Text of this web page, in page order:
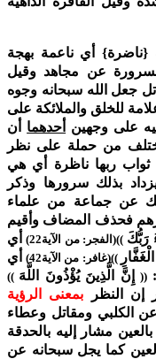
{ناضرة} أي ناعمة بهجة
عن مجاهد وقيل
جعل الله سبحانه وجوه
للخلق والملائكة على
على وجهين
أحدهما أن
من حملة على نظر
ثواب ربها ناظرة أي هي
بذلك سرورها وذكر
عن جماعة من علماء
فحذف المضاف وأقيم
رَبُّكَ))(الفجر: من الآية22)
أي
))(غافر: من الآية42)
أي
((إِنَّ الَّذِينَ يُؤْذُونَ اللَّهَ ))
إن النظر بمعنى الرؤية
الكلبي ومقاتل وعطاء
مشار إليه بالحدقة
كما يجل سبحانه عن